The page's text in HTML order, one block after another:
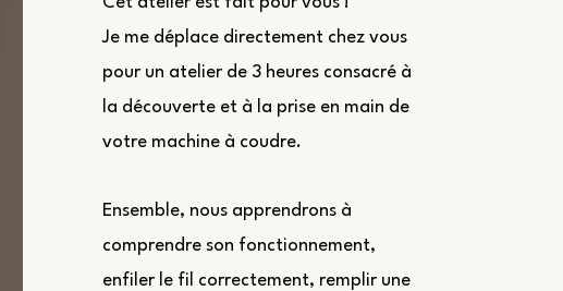
Je me déplace directement chez vous
pour un atelier de 3 heures consacré à
la découverte et à la prise en main de
votre machine à coudre.
Ensemble, nous apprendrons à
comprendre son fonctionnement,
enfiler le fil correctement, remplir une